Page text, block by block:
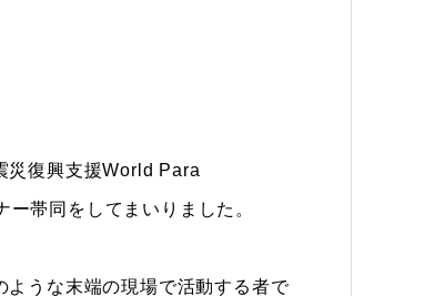
災復興支援World Para
帯同をしてまいりました。
うな末端の現場で活動する者で